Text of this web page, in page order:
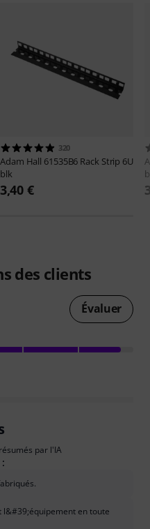
320
Adam Hall 61535B6 Rack Strip 6U
blk
3,40 €
des clients
Évaluer
par l'IA
l&#39;équipement en toute